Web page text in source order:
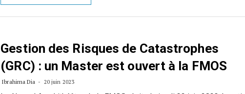
Gestion des Risques de Catastrophes
(GRC) : un Master est ouvert à la FMOS
Ibrahima Dia 20 juin 2023